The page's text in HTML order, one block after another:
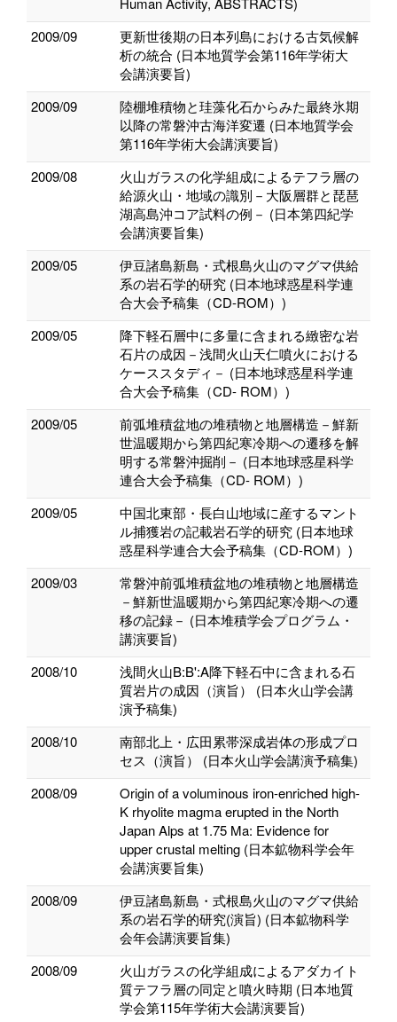
2009/09
更新世後期の日本列島における古気候解
析の統合 (日本地質学会第116年学術大
会講演要旨)
2009/09
陸棚堆積物と珪藻化石からみた最終氷期
以降の常磐沖古海洋変遷 (日本地質学会
第116年学術大会講演要旨)
2009/08
火山ガラスの化学組成によるテフラ層の
給源火山・地域の識別－大阪層群と琵琶
湖高島沖コア試料の例－ (日本第四紀学
会講演要旨集)
2009/05
伊豆諸島新島・式根島火山のマグマ供給
系の岩石学的研究 (日本地球惑星科学連
合大会予稿集（CD-ROM）)
2009/05
降下軽石層中に多量に含まれる緻密な岩
石片の成因－浅間火山天仁噴火における
ケーススタディ－ (日本地球惑星科学連
合大会予稿集（CD- ROM）)
2009/05
前弧堆積盆地の堆積物と地層構造－鮮新
世温暖期から第四紀寒冷期への遷移を解
明する常磐沖掘削－ (日本地球惑星科学
連合大会予稿集（CD- ROM）)
2009/05
中国北東部・長白山地域に産するマント
ル捕獲岩の記載岩石学的研究 (日本地球
惑星科学連合大会予稿集（CD-ROM）)
2009/03
常磐沖前弧堆積盆地の堆積物と地層構造
－鮮新世温暖期から第四紀寒冷期への遷
移の記録－ (日本堆積学会プログラム・
講演要旨)
2008/10
浅間火山B:B':A降下軽石中に含まれる石
質岩片の成因（演旨） (日本火山学会講
演予稿集)
2008/10
南部北上・広田累帯深成岩体の形成プロ
セス（演旨） (日本火山学会講演予稿集)
2008/09
Origin of a voluminous iron-enriched high-
K rhyolite magma erupted in the North
Japan Alps at 1.75 Ma: Evidence for
upper crustal melting (日本鉱物科学会年
会講演要旨集)
2008/09
伊豆諸島新島・式根島火山のマグマ供給
系の岩石学的研究(演旨) (日本鉱物科学
会年会講演要旨集)
2008/09
火山ガラスの化学組成によるアダカイト
質テフラ層の同定と噴火時期 (日本地質
学会第115年学術大会講演要旨)